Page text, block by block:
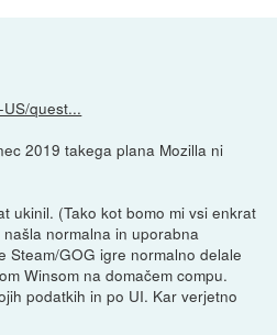
quest...
2019 takega plana Mozilla ni
ukinil. (Tako kot bomo mi vsi enkrat
normalna in uporabna
Steam/GOG igre normalno delale
Winsom na domačem compu.
podatkih in po UI. Kar verjetno